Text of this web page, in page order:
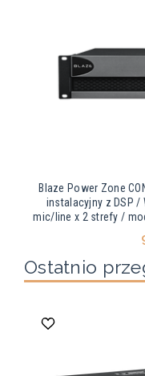
Blaze Power Zone
instalacyjny z DSP /
mic/line x 2 strefy /
Ostatnio